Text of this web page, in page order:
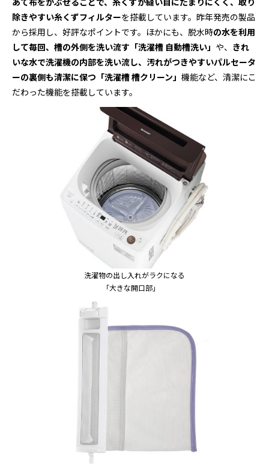
除きやすい糸くずフィルターを搭載しています。昨年発売の製品
から採用し、好評なポイントです。ほかにも、脱水時の水を利用
して毎回、槽の外側を洗い流す「洗濯槽 自動槽洗い」 や、 きれ
いな水で洗濯機の内部を洗い流し、汚れがつきやすいパルセータ
ーの裏側も清潔に保つ「洗濯槽 槽クリーン」 機能など、清潔にこ
だわった機能を搭載しています。
洗濯物の出し入れがラクになる
「大きな開口部」